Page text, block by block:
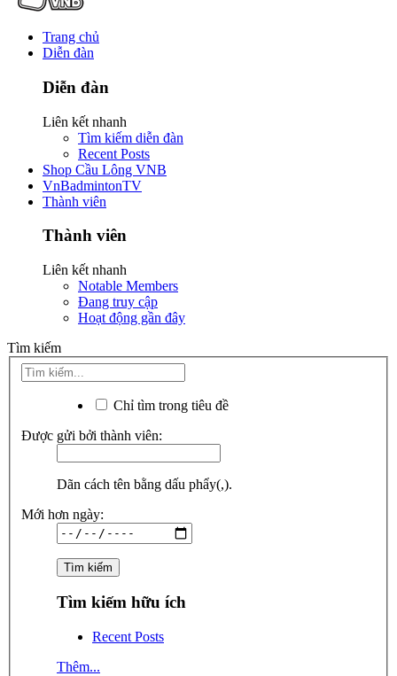
Trang chủ
Diễn đàn
Diễn đàn
Liên kết nhanh
Tìm kiếm diễn đàn
Recent Posts
Shop Cầu Lông VNB
VnBadmintonTV
Thành viên
Thành viên
Liên kết nhanh
Notable Members
Đang truy cập
Hoạt động gần đây
Tìm kiếm
Chỉ tìm trong tiêu đề
Được gửi bởi thành viên:
Dãn cách tên bằng dấu phẩy(,).
Mới hơn ngày:
Tìm kiếm hữu ích
Recent Posts
Thêm...